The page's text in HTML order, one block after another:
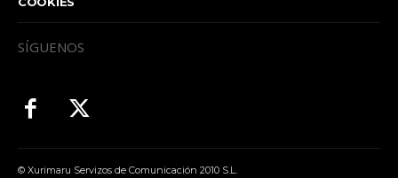
SÍGUENOS
© Xurimaru Servizos de Comunicación 2010 S.L.